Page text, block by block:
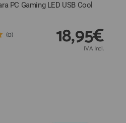
PC Gaming LED USB Cool
(0) 18,95€
IVA Incl.